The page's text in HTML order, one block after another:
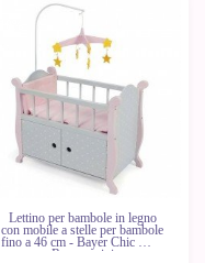
Lettino per bambole in legno
con mobile a stelle per bambole
fino a 46 cm - Bayer Chic 2000
- Rosa e grigio